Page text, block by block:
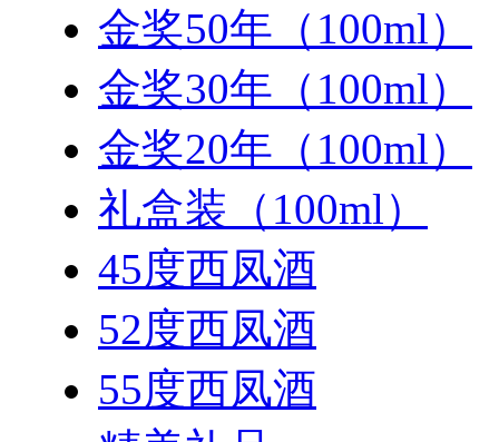
金奖50年（100ml）
金奖30年（100ml）
金奖20年（100ml）
礼盒装（100ml）
45度西凤酒
52度西凤酒
55度西凤酒